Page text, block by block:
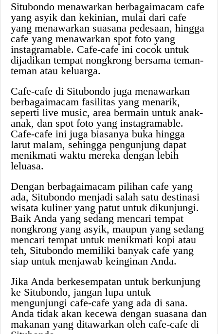
Situbondo menawarkan berbagaimacam cafe
yang asyik dan kekinian, mulai dari cafe
yang menawarkan suasana pedesaan, hingga
cafe yang menawarkan spot foto yang
instagramable. Cafe-cafe ini cocok untuk
dijadikan tempat nongkrong bersama teman-
teman atau keluarga.
Cafe-cafe di Situbondo juga menawarkan
berbagaimacam fasilitas yang menarik,
seperti live music, area bermain untuk anak-
anak, dan spot foto yang instagramable.
Cafe-cafe ini juga biasanya buka hingga
larut malam, sehingga pengunjung dapat
menikmati waktu mereka dengan lebih
leluasa.
Dengan berbagaimacam pilihan cafe yang
ada, Situbondo menjadi salah satu destinasi
wisata kuliner yang patut untuk dikunjungi.
Baik Anda yang sedang mencari tempat
nongkrong yang asyik, maupun yang sedang
mencari tempat untuk menikmati kopi atau
teh, Situbondo memiliki banyak cafe yang
siap untuk menjawab keinginan Anda.
Jika Anda berkesempatan untuk berkunjung
ke Situbondo, jangan lupa untuk
mengunjungi cafe-cafe yang ada di sana.
Anda tidak akan kecewa dengan suasana dan
makanan yang ditawarkan oleh cafe-cafe di